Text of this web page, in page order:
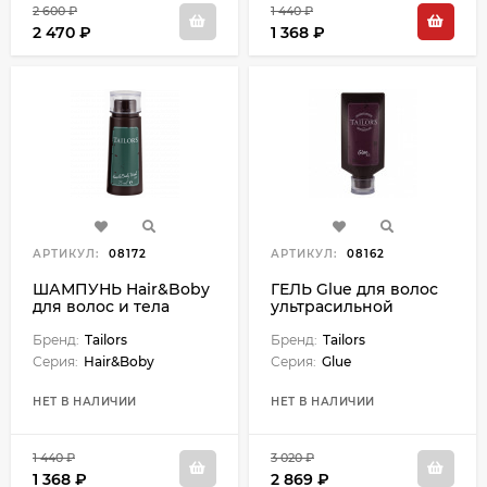
2 600 ₽
2 470 ₽
1 440 ₽
1 368 ₽
АРТИКУЛ: 08172
ШАМПУНЬ Hair&Boby
для волос и тела
мл
Бренд: Tailors
Серия: Hair&Boby
НЕТ В НАЛИЧИИ
1 440 ₽
1 368 ₽
АРТИКУЛ: 08162
ГЕЛЬ Glue для волос
ультрасильной
мл
Бренд: Tailors
Серия: Glue
НЕТ В НАЛИЧИИ
3 020 ₽
2 869 ₽